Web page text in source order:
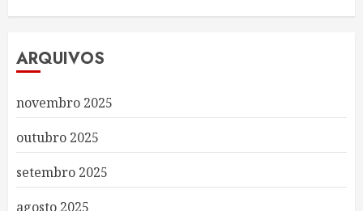
ARQUIVOS
novembro 2025
outubro 2025
setembro 2025
agosto 2025